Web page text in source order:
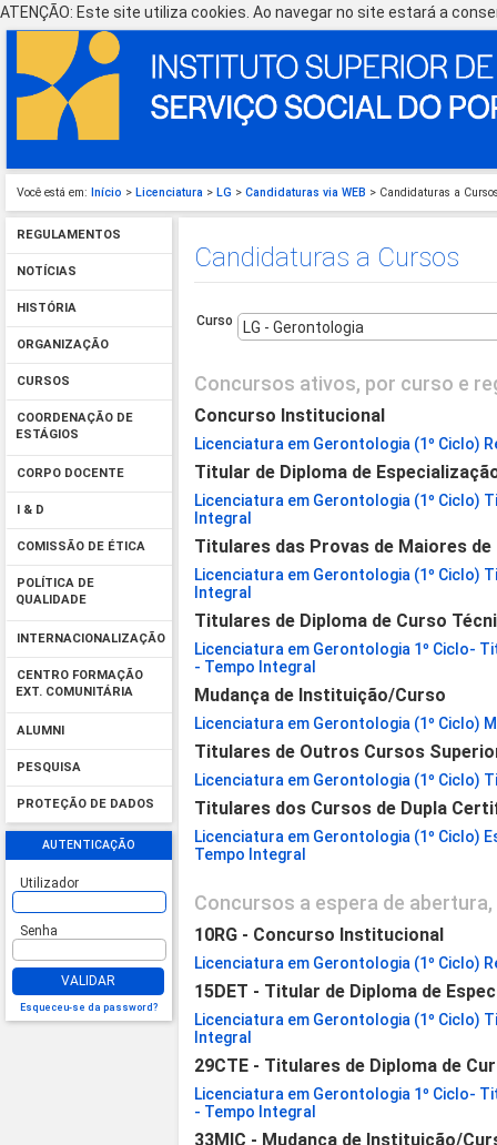
ATENÇÃO: Este site utiliza cookies. Ao navegar no site estará a
Você está em: Início > Licenciatura > LG > Candidaturas via WEB > Candidaturas a
REGULAMENTOS
NOTÍCIAS
HISTÓRIA
ORGANIZAÇÃO
CURSOS
COORDENAÇÃO DE
ESTÁGIOS
CORPO DOCENTE
I & D
COMISSÃO DE ÉTICA
POLÍTICA DE
QUALIDADE
INTERNACIONALIZAÇÃO
CENTRO FORMAÇÃO
EXT. COMUNITÁRIA
ALUMNI
PESQUISA
PROTEÇÃO DE DADOS
AUTENTICAÇÃO
Utilizador
Senha
VALIDAR
Esqueceu-se da password?
Candidaturas a Cursos
Curso
Concursos ativos, por curso e
Concurso Institucional
Licenciatura em Gerontologia (1º Ciclo)
Titular de Diploma de
Licenciatura em Gerontologia (1º Ciclo)
Integral
Titulares das Provas de Maiores de
Licenciatura em Gerontologia (1º Ciclo)
Integral
Titulares de Diploma de Curso
Licenciatura em Gerontologia 1º Ciclo-
- Tempo Integral
Mudança de Instituição/Curso
Licenciatura em Gerontologia (1º Ciclo)
Titulares de Outros Cursos
Licenciatura em Gerontologia (1º Ciclo)
Titulares dos Cursos de Dupla
Licenciatura em Gerontologia (1º Ciclo)
Tempo Integral
Concursos a espera de
10RG - Concurso Institucional
Licenciatura em Gerontologia (1º Ciclo)
15DET - Titular de Diploma de
Licenciatura em Gerontologia (1º Ciclo)
Integral
29CTE - Titulares de Diploma de
Licenciatura em Gerontologia 1º Ciclo-
- Tempo Integral
33MIC - Mudança de Instituição/